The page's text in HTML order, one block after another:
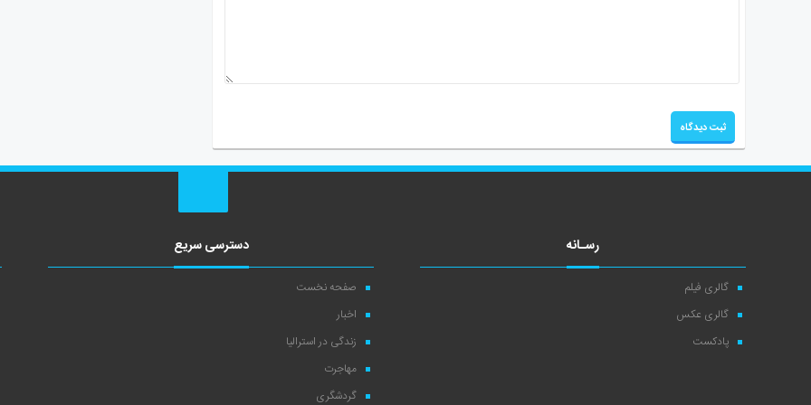
رسـانه
گالری فیلم
گالری عکس
پادکست
دسترسی سریع
صفحه نخست
اخبار
زندگی در استرالیا
مهاجرت
گردشگری